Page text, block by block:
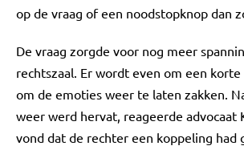
op de vraag of een noodstopknop dan
De vraag zorgde voor nog meer
rechtszaal. Er wordt even om een
om de emoties weer te laten zakken.
weer werd hervat, reageerde advocaat
vond dat de rechter een koppeling had